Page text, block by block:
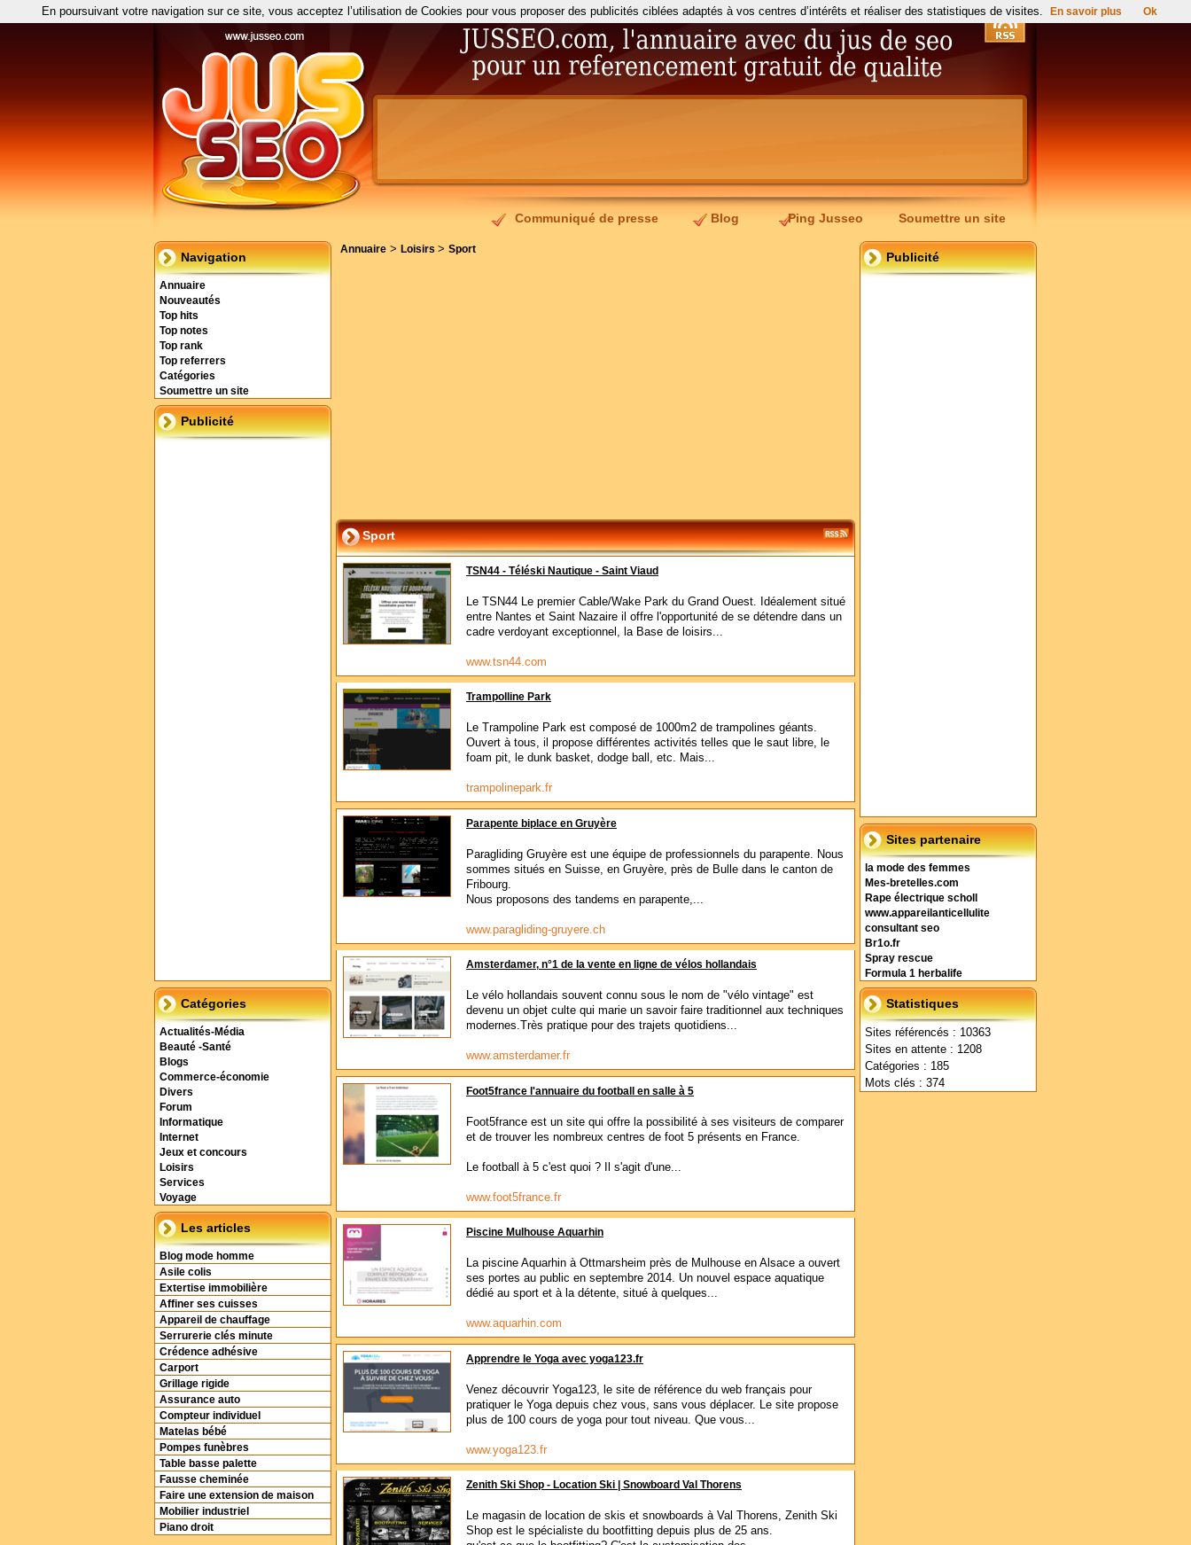
Communiqué de presse Blog Ping Jusseo Soumettre un site
Navigation
Annuaire
Nouveautés
Top hits
Top notes
Top rank
Top referrers
Catégories
Soumettre un site
Publicité
Catégories
Actualités-Média
Beauté -Santé
Blogs
Commerce-économie
Divers
Forum
Informatique
Internet
Jeux et concours
Loisirs
Services
Voyage
Les articles
Blog mode homme
Asile colis
Extertise immobilière
Affiner ses cuisses
Appareil de chauffage
Serrurerie clés minute
Crédence adhésive
Carport
Grillage rigide
Assurance auto
Compteur individuel
Matelas bébé
Pompes funèbres
Table basse palette
Fausse cheminée
Faire une extension de maison
Mobilier industriel
Piano droit
Publicité
Sites partenaire
la mode des femmes
Mes-bretelles.com
Rape électrique scholl
www.appareilanticellulite
consultant seo
Br1o.fr
Spray rescue
Formula 1 herbalife
Statistiques
Sites référencés : 10363
Sites en attente : 1208
Catégories : 185
Mots clés : 374
Annuaire > Loisirs > Sport
Sport
TSN44 - Téléski Nautique - Saint Viaud
Le TSN44 Le premier Cable/Wake Park du Grand Ouest. Idéalement situé
entre Nantes et Saint Nazaire il offre l'opportunité de se détendre dans un
cadre verdoyant exceptionnel, la Base de loisirs...
www.tsn44.com
Trampolline Park
Le Trampoline Park est composé de 1000m2 de trampolines géants.
Ouvert à tous, il propose différentes activités telles que le saut libre, le
foam pit, le dunk basket, dodge ball, etc. Mais...
trampolinepark.fr
Parapente biplace en Gruyère
Paragliding Gruyère est une équipe de professionnels du parapente. Nous
sommes situés en Suisse, en Gruyère, près de Bulle dans le canton de
Fribourg.
Nous proposons des tandems en parapente,...
www.paragliding-gruyere.ch
Amsterdamer, n°1 de la vente en ligne de vélos hollandais
Le vélo hollandais souvent connu sous le nom de "vélo vintage" est
devenu un objet culte qui marie un savoir faire traditionnel aux techniques
modernes.Très pratique pour des trajets quotidiens...
www.amsterdamer.fr
Foot5france l'annuaire du football en salle à 5
Foot5france est un site qui offre la possibilité à ses visiteurs de comparer
et de trouver les nombreux centres de foot 5 présents en France.
Le football à 5 c'est quoi ? Il s'agit d'une...
www.foot5france.fr
Piscine Mulhouse Aquarhin
La piscine Aquarhin à Ottmarsheim près de Mulhouse en Alsace a ouvert
ses portes au public en septembre 2014. Un nouvel espace aquatique
dédié au sport et à la détente, situé à quelques...
www.aquarhin.com
Apprendre le Yoga avec yoga123.fr
Venez découvrir Yoga123, le site de référence du web français pour
pratiquer le Yoga depuis chez vous, sans vous déplacer. Le site propose
plus de 100 cours de yoga pour tout niveau. Que vous...
www.yoga123.fr
Zenith Ski Shop - Location Ski | Snowboard Val Thorens
Le magasin de location de skis et snowboards à Val Thorens, Zenith Ski
Shop est le spécialiste du bootfitting depuis plus de 25 ans.
En poursuivant votre navigation sur ce site, vous acceptez l’utilisation de Cookies pour vous proposer des publicités ciblées adaptés à vos centres d’intérêts et réaliser des statistiques de visites. En savoir plus Ok